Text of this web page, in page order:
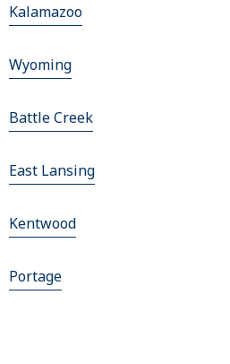
Kalamazoo
Wyoming
Battle Creek
East Lansing
Kentwood
Portage